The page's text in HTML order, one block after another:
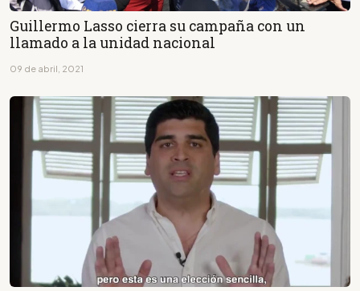
Guillermo Lasso cierra su campaña con un
llamado a la unidad nacional
09 de abril, 2021